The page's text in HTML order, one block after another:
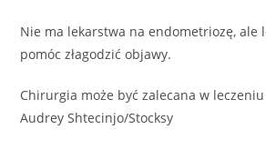
Nie ma lekarstwa na endometriozę, ale
pomóc złagodzić objawy.
Chirurgia może być zalecana w
Audrey Shtecinjo/Stocksy